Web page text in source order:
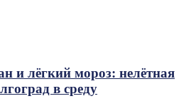
и лёгкий мороз: нелётная
в среду